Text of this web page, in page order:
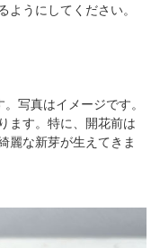
うにしてください。
写真はイメージです。
ます。特に、開花前は
麗な新芽が生えてきま